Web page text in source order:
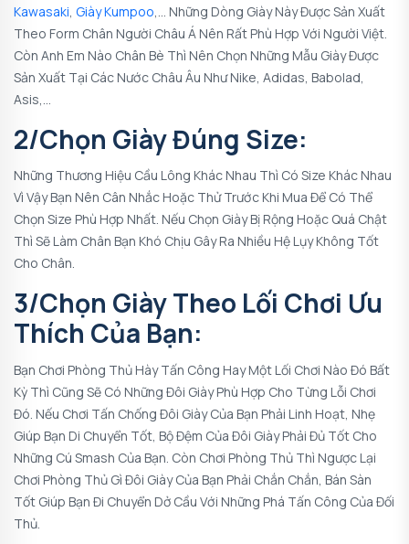
Kawasaki, Giày Kumpoo,… Những Dòng Giày Này Được Sản Xuất
Theo Form Chân Người Châu Á Nên Rất Phù Hợp Với Người Việt.
Còn Anh Em Nào Chân Bè Thì Nên Chọn Những Mẫu Giày Được
Sản Xuất Tại Các Nước Châu Âu Như Nike, Adidas, Babolad,
Asis,…
2/Chọn Giày Đúng Size:
Những Thương Hiệu Cầu Lông Khác Nhau Thì Có Size Khác Nhau
Vì Vậy Bạn Nên Cân Nhắc Hoặc Thử Trước Khi Mua Để Có Thể
Chọn Size Phù Hợp Nhất. Nếu Chọn Giày Bị Rộng Hoặc Quá Chật
Thì Sẽ Làm Chân Bạn Khó Chịu Gây Ra Nhiều Hệ Lụy Không Tốt
Cho Chân.
3/Chọn Giày Theo Lối Chơi Ưu
Thích Của Bạn:
Bạn Chơi Phòng Thủ Hày Tấn Công Hay Một Lối Chơi Nào Đó Bất
Kỳ Thì Cũng Sẽ Có Những Đôi Giày Phù Hợp Cho Từng Lỗi Chơi
Đó. Nếu Chơi Tấn Chống Đôi Giày Của Bạn Phải Linh Hoạt, Nhẹ
Giúp Bạn Di Chuyển Tốt, Bộ Đệm Của Đôi Giày Phải Đủ Tốt Cho
Những Cú Smash Của Bạn. Còn Chơi Phòng Thủ Thì Ngược Lại
Chơi Phòng Thủ Gì Đôi Giày Của Bạn Phải Chắn Chắn, Bán Sàn
Tốt Giúp Bạn Đi Chuyển Dở Cầu Với Những Phá Tấn Công Của Đối
Thủ.